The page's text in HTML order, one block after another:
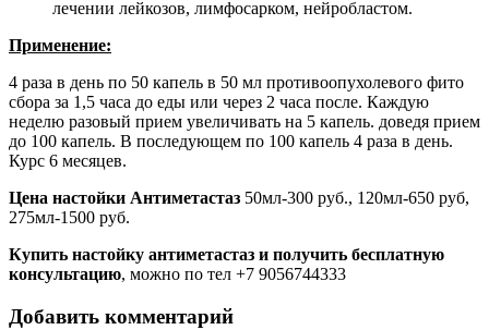
лечении лейкозов, лимфосарком, нейробластом.
Применение:
4 раза в день по 50 капель в 50 мл противоопухолевого фито
сбора за 1,5 часа до еды или через 2 часа после. Каждую
неделю разовый прием увеличивать на 5 капель. доведя прием
до 100 капель. В последующем по 100 капель 4 раза в день.
Курс 6 месяцев.
Цена настойки Антиметастаз 50мл-300 руб., 120мл-650 руб,
275мл-1500 руб.
Купить настойку антиметастаз и получить бесплатную
консультацию, можно по тел +7 9056744333
Добавить комментарий